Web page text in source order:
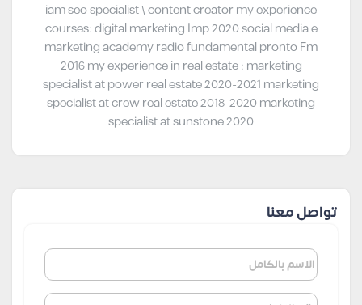
iam seo specialist \ content creator my experience
courses: digital marketing Imp 2020 social media e
marketing academy radio fundamental pronto Fm
2016 my experience in real estate : marketing
specialist at power real estate 2020-2021 marketing
specialist at crew real estate 2018-2020 marketing
specialist at sunstone 2020
تواصل معنا